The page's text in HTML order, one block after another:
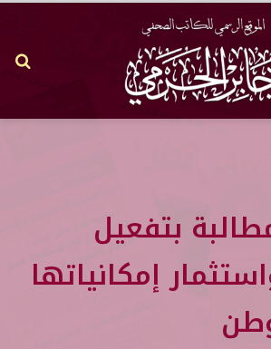
بتفعيل
إمكانياتها